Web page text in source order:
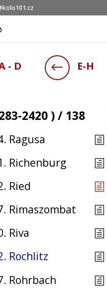
- D # E-H
2420 ) / 138
Ragusa
Richenburg
Ried
Rimaszombat
Riva
Rochlitz
Rohrbach
h
h
h
h
h
h
h